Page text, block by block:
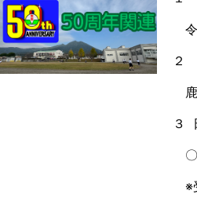
令
２
鹿
３
〇
※